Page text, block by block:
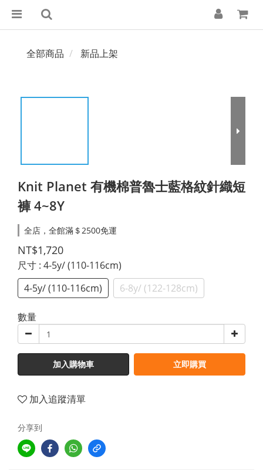
全部商品 新品上架
Knit Planet 有機棉普魯士藍格紋針織短
褲 4~8Y
全店，全館滿＄2500免運
NT$1,720
尺寸 : 4-5y/ (110-116cm)
4-5y/ (110-116cm)
6-8y/ (122-128cm)
數量
加入購物車 立即購買
加入追蹤清單
分享到